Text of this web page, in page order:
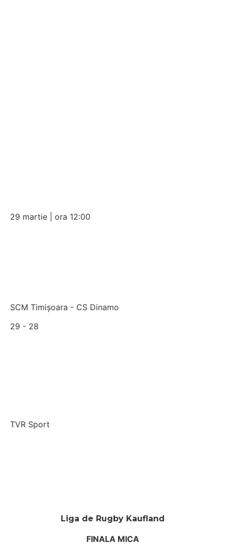
29 martie | ora 12:00
SCM Timișoara - CS Dinamo
29 - 28
TVR Sport
Liga de Rugby Kaufland
FINALA MICA